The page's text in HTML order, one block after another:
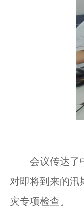
会议传达了
对即将到来的汛
灾专项检查。